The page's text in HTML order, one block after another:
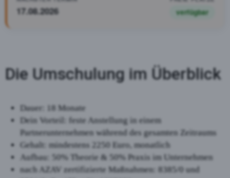
17.08.2026 verfügbar
Die Umschulung im Überblick
Dauer: 18 Monate
Dein Vorteil: feste Anstellung in einem
Partnerunternehmen während des gesamten Zeitraums
Gehalt: mindestens 2250 Euro, monatlich
Aufbau: 50% Theorie & 50% Praxis im Unternehmen
nach AZAV zertifizierte Maßnahmen: 8385/0 und